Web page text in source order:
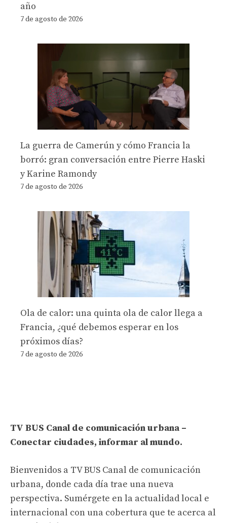
año
7 de agosto de 2026
La guerra de Camerún y cómo Francia la
borró: gran conversación entre Pierre Haski
y Karine Ramondy
7 de agosto de 2026
Ola de calor: una quinta ola de calor llega a
Francia, ¿qué debemos esperar en los
próximos días?
7 de agosto de 2026
TV BUS Canal de comunicación urbana –
Conectar ciudades, informar al mundo.
Bienvenidos a TV BUS Canal de comunicación
urbana, donde cada día trae una nueva
perspectiva. Sumérgete en la actualidad local e
internacional con una cobertura que te acerca al